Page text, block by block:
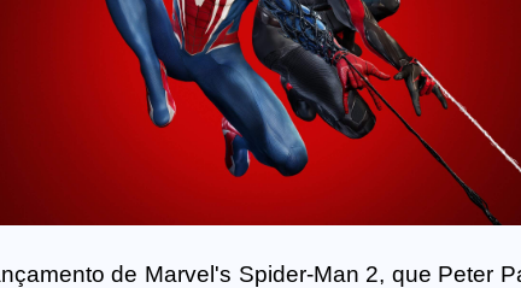
de Marvel's Spider-Man 2, que Peter